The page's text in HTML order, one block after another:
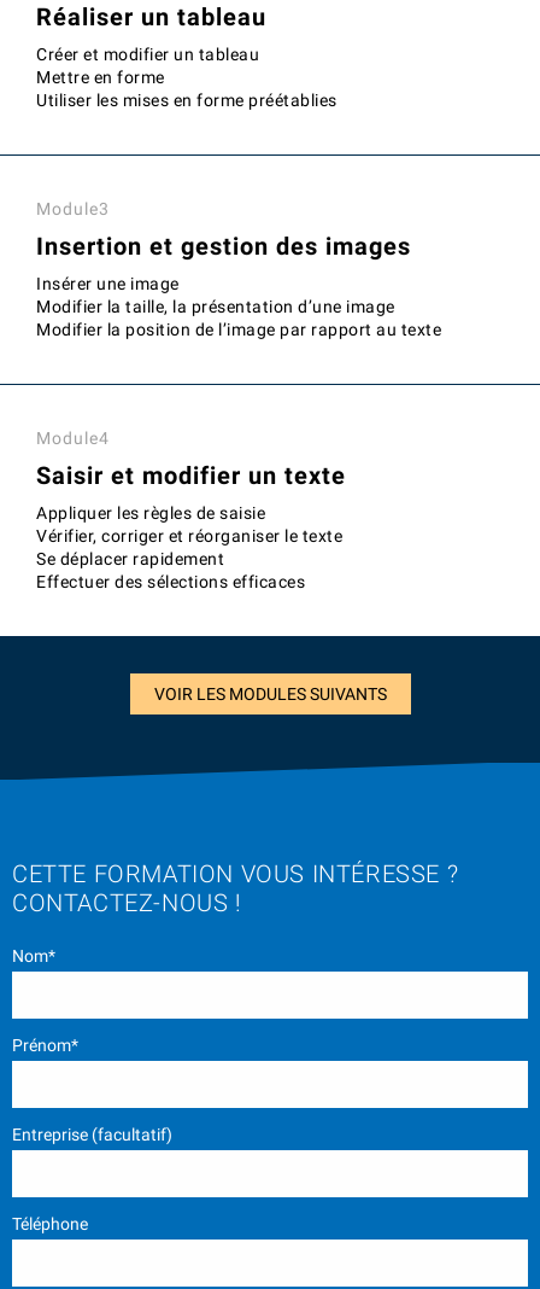
Réaliser un tableau
Créer et modifier un tableau
Mettre en forme
Utiliser les mises en forme préétablies
Module3
Insertion et gestion des images
Insérer une image
Modifier la taille, la présentation d’une image
Modifier la position de l’image par rapport au texte
Module4
Saisir et modifier un texte
Appliquer les règles de saisie
Vérifier, corriger et réorganiser le texte
Se déplacer rapidement
Effectuer des sélections efficaces
VOIR LES MODULES SUIVANTS
CETTE FORMATION VOUS INTÉRESSE ?
CONTACTEZ-NOUS !
Nom*
Prénom*
Entreprise (facultatif)
Téléphone